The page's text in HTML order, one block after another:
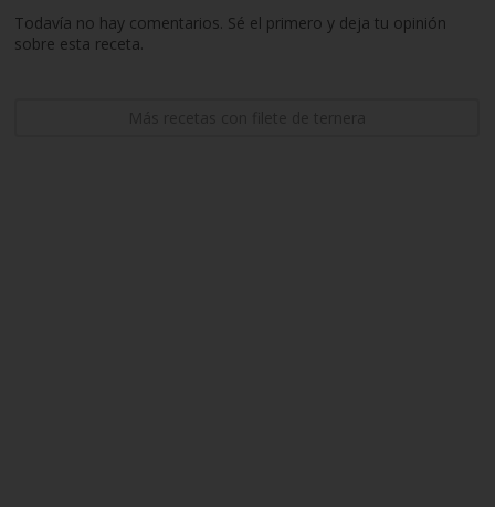
Todavía no hay comentarios. Sé el primero y deja tu opinión
sobre esta receta.